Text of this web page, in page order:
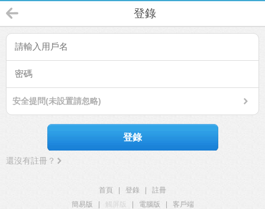
登錄
安全提問(未設置請忽略)
登錄
還沒有註冊？
首頁 登錄
註冊
簡易版
觸屏版 電腦版
客戶端